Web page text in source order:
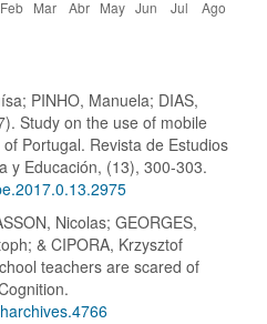
PINHO, Manuela; DIAS,
Study on the use of mobile
Portugal. Revista de Estudios
y Educación, (13), 300-303.
Nicolas; GEORGES,
& CIPORA, Krzysztof
teachers are scared of